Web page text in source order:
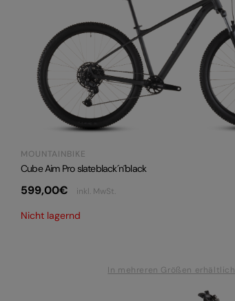
MOUNTAINBIKE
Cube Aim Pro slateblack´n´black
599,00€ inkl. MwSt.
Nicht lagernd
In mehreren Größen erhältlich